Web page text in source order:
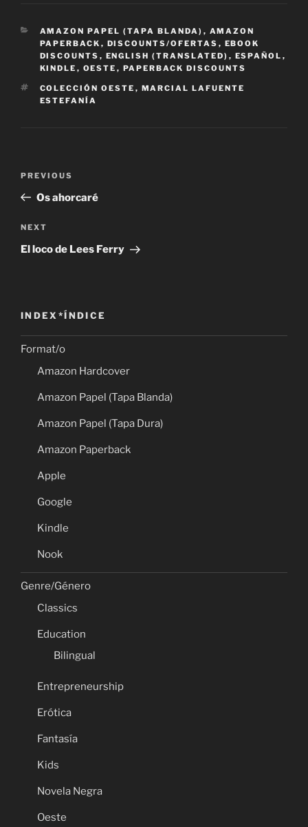
CATEGORIES
AMAZON PAPEL (TAPA BLANDA) , AMAZON
PAPERBACK , DISCOUNTS/OFERTAS , EBOOK
DISCOUNTS , ENGLISH (TRANSLATED) , ESPAÑOL ,
KINDLE , OESTE , PAPERBACK DISCOUNTS
TAGS
COLECCIÓN OESTE , MARCIAL LAFUENTE
ESTEFANÍA
Previous
Post
PREVIOUS
Os ahorcaré
Next
Post
NEXT
El loco de Lees Ferry
INDEX*ÍNDICE
Format/o
Amazon Hardcover
Amazon Papel (Tapa Blanda)
Amazon Papel (Tapa Dura)
Amazon Paperback
Apple
Google
Kindle
Nook
Genre/Género
Classics
Education
Bilingual
Entrepreneurship
Erótica
Fantasía
Kids
Novela Negra
Oeste